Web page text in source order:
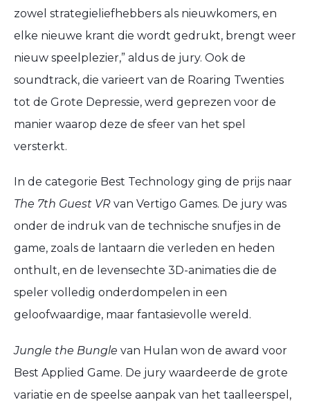
zowel strategieliefhebbers als nieuwkomers, en
elke nieuwe krant die wordt gedrukt, brengt weer
nieuw speelplezier,” aldus de jury. Ook de
soundtrack, die varieert van de Roaring Twenties
tot de Grote Depressie, werd geprezen voor de
manier waarop deze de sfeer van het spel
versterkt.
In de categorie Best Technology ging de prijs naar
The 7th Guest VR van Vertigo Games. De jury was
onder de indruk van de technische snufjes in de
game, zoals de lantaarn die verleden en heden
onthult, en de levensechte 3D-animaties die de
speler volledig onderdompelen in een
geloofwaardige, maar fantasievolle wereld.
Jungle the Bungle van Hulan won de award voor
Best Applied Game. De jury waardeerde de grote
variatie en de speelse aanpak van het taalleerspel,